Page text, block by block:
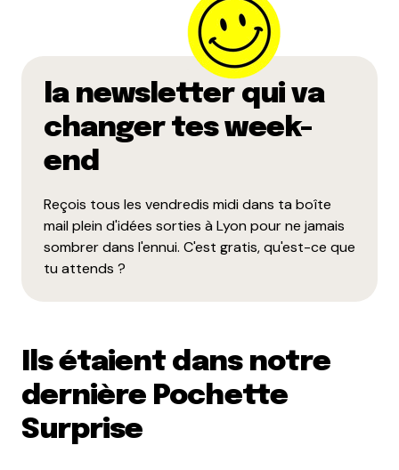
la newsletter qui va
changer tes week-
end
Reçois tous les vendredis midi dans ta boîte
mail plein d'idées sorties à Lyon pour ne jamais
sombrer dans l'ennui. C'est gratis, qu'est-ce que
tu attends ?
Ils étaient dans notre
dernière Pochette
Surprise